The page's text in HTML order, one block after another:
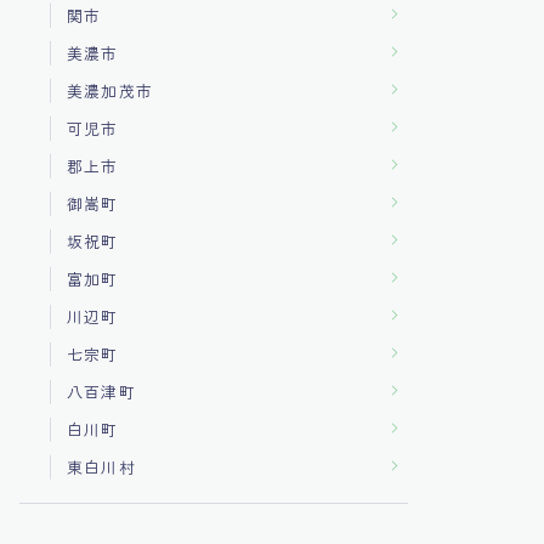
関市
美濃市
美濃加茂市
可児市
郡上市
御嵩町
坂祝町
富加町
川辺町
七宗町
八百津町
白川町
東白川村